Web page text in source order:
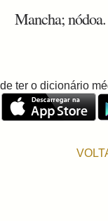
Mancha; nódoa.
ter o dicionário